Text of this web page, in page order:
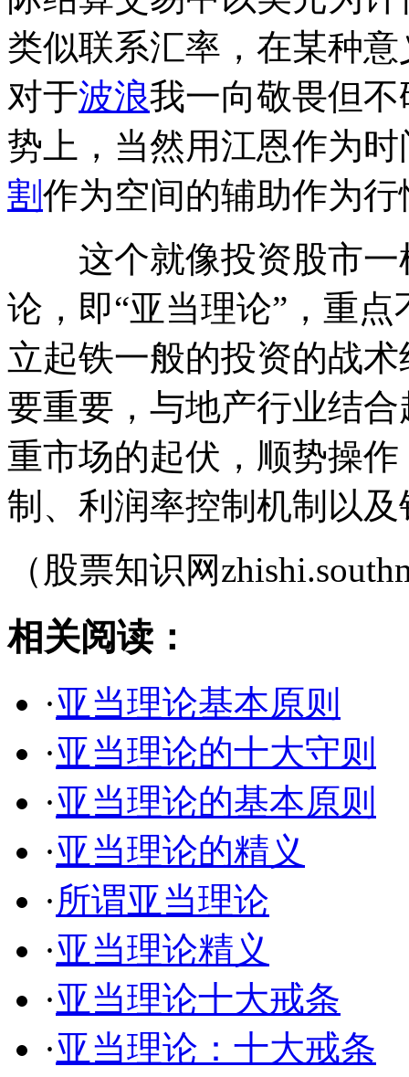
类似联系汇率，在某种
对于波浪我一向敬畏但
势上，当然用江恩作为
割作为空间的辅助作为
这个就像投资股市一
论，即“亚当理论”，重
立起铁一般的投资的战
要重要，与地产行业结
重市场的起伏，顺势操
制、利润率控制机制以
（股票知识网
相关阅读：
·亚当理论基本原则
·亚当理论的十大守则
·亚当理论的基本原则
·亚当理论的精义
·所谓亚当理论
·亚当理论精义
·亚当理论十大戒条
·亚当理论：十大戒条